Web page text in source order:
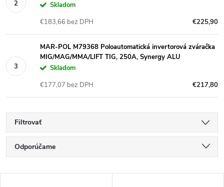
Skladom
€225,90
€183,66 bez DPH
MAR-POL M79368 Poloautomatická invertorová zváračka
MIG/MAG/MMA/LIFT TIG, 250A, Synergy ALU
Skladom
€217,80
€177,07 bez DPH
Filtrovať
R
a
Odporúčame